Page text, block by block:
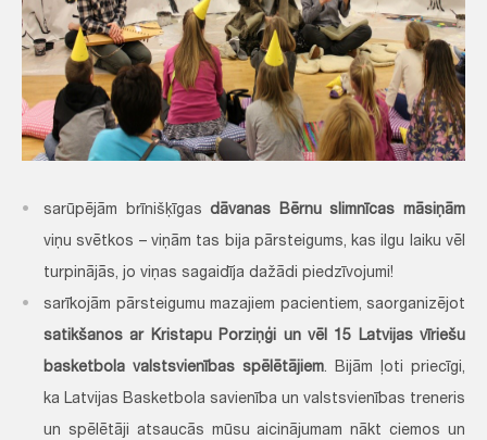
sarūpējām brīnišķīgasdāvanas Bērnu slimnīcas māsiņām
viņu svētkos – viņām tas bija pārsteigums, kas ilgu laiku vēl
turpinājās, jo viņas sagaidīja dažādi piedzīvojumi!
sarīkojām pārsteigumu mazajiem pacientiem, saorganizējot
satikšanos ar Kristapu Porziņģi un vēl 15 Latvijas vīriešu
basketbola valstsvienības spēlētājiem. Bijām ļoti priecīgi,
ka Latvijas Basketbola savienība un valstsvienības treneris
un spēlētāji atsaucās mūsu aicinājumam nākt ciemos un